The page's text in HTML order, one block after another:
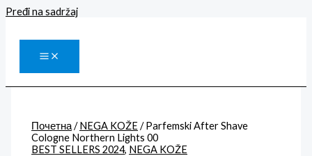
Pređi na sadržaj
Почетна/NEGA KOŽE/ Parfemski After Shave
Cologne Northern Lights 00
BEST SELLERS 2024, NEGA KOŽE